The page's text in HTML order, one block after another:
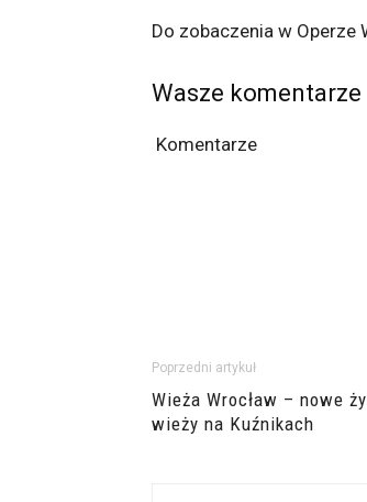
Do zobaczenia w Operze
Wasze komentarze
Komentarze
Poprzedni artykuł
Wieża Wrocław – nowe
wieży na Kuźnikach